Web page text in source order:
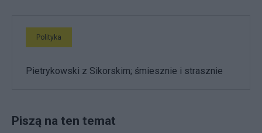
Polityka
Pietrykowski z Sikorskim; śmiesznie i strasznie
Piszą na ten temat